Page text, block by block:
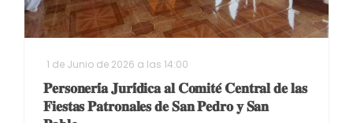
1 de Junio de 2026 a las 14:00
𝐏𝐞𝐫𝐬𝐨𝐧𝐞𝐫𝐢́𝐚 𝐉𝐮𝐫𝐢́𝐝𝐢𝐜𝐚 𝐚𝐥 𝐂𝐨𝐦𝐢𝐭𝐞́ 𝐂𝐞𝐧𝐭𝐫𝐚𝐥 𝐝𝐞 𝐥𝐚𝐬
𝐅𝐢𝐞𝐬𝐭𝐚𝐬 𝐏𝐚𝐭𝐫𝐨𝐧𝐚𝐥𝐞𝐬 𝐝𝐞 𝐒𝐚𝐧 𝐏𝐞𝐝𝐫𝐨 𝐲 𝐒𝐚𝐧